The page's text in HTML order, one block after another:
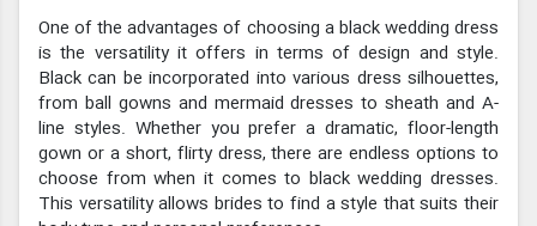
One of the advantages of choosing a black wedding dress
is the versatility it offers in terms of design and style.
Black can be incorporated into various dress silhouettes,
from ball gowns and mermaid dresses to sheath and A-
line styles. Whether you prefer a dramatic, floor-length
gown or a short, flirty dress, there are endless options to
choose from when it comes to black wedding dresses.
This versatility allows brides to find a style that suits their